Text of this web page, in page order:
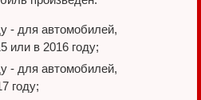
- для автомобилей,
или в 2016 году;
- для автомобилей,
году;